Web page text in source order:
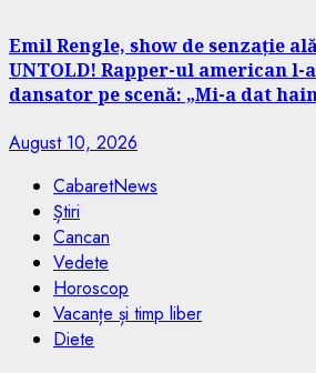
Emil Rengle, show de senzație
UNTOLD! Rapper-ul american l-
dansator pe scenă: „Mi-a dat
August 10, 2026
CabaretNews
Știri
Cancan
Vedete
Horoscop
Vacanțe și timp liber
Diete